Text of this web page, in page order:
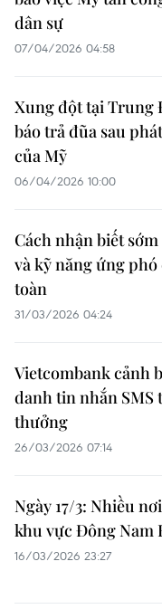
dân sự
07/04/2026 04:58
Xung đột tại Trung
báo trả đũa sau
của Mỹ
06/04/2026 10:00
Cách nhận biết
và kỹ năng ứng phó
toàn
31/03/2026 04:24
Vietcombank cảnh
danh tin nhắn SMS
thưởng
26/03/2026 07:14
Ngày 17/3: Nhiều
khu vực Đông Nam
16/03/2026 23:27